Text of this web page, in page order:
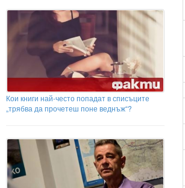
Кои книги най-често попадат в списъците
„трябва да прочетеш поне веднъж“?